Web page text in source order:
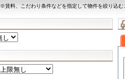
※賃料、こだわり条件などを指定して物件を絞り込む